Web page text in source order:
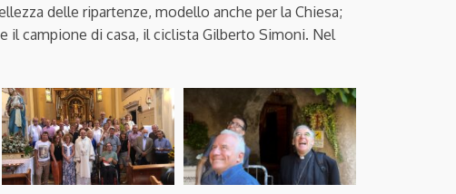
delle ripartenze, modello anche per la Chiesa;
il campione di casa, il ciclista Gilberto Simoni. Nel